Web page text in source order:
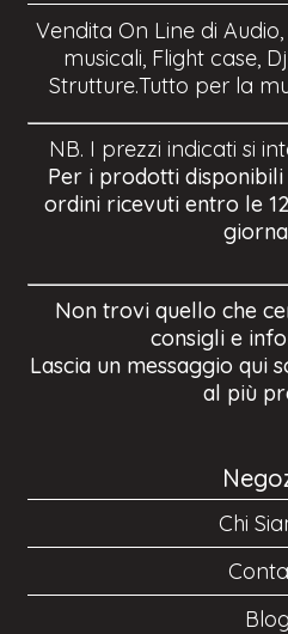
Vendita On Line di
musicali, Flight case,
Strutture.Tutto per la
NB. I prezzi indicati si
Per i prodotti
ordini ricevuti entro le
Non trovi quello che
consigli e
Lascia un messaggio qui
al più
Chi
Blog